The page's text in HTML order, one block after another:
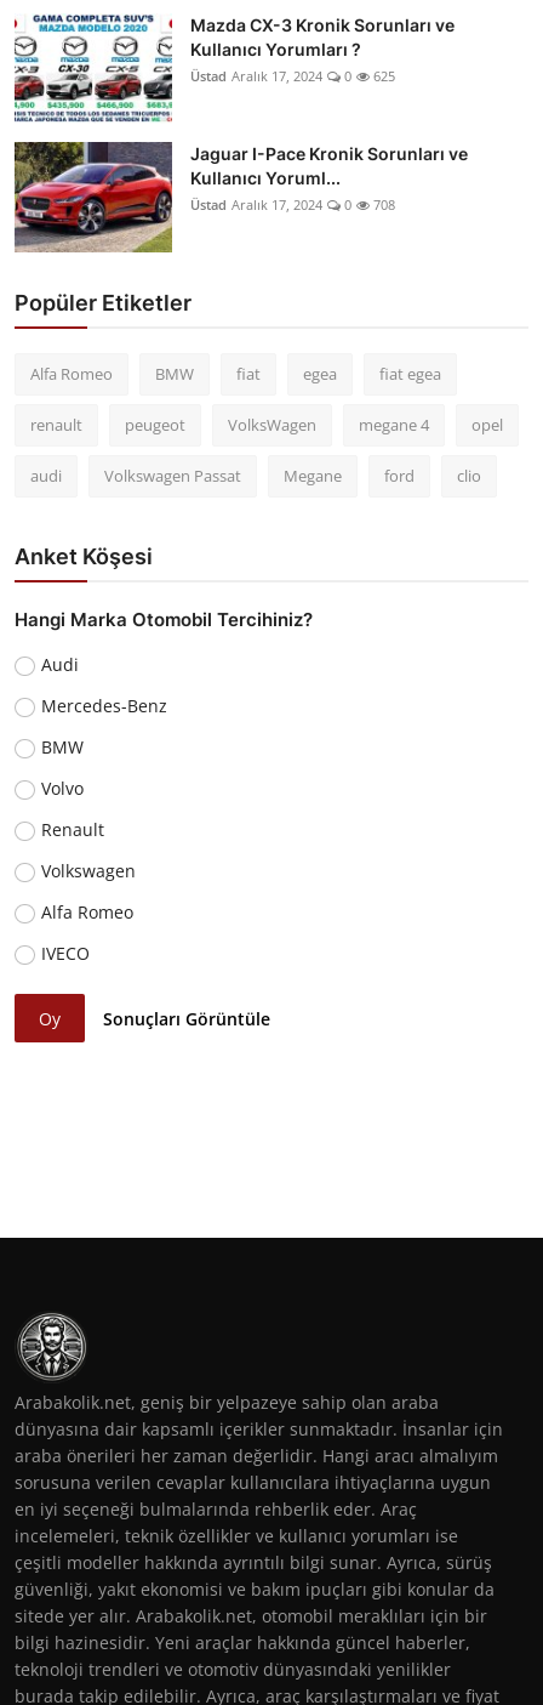
Mazda CX-3 Kronik Sorunları ve
Kullanıcı Yorumları ?
Üstad Aralık 17, 2024 0 625
Jaguar I-Pace Kronik Sorunları ve
Kullanıcı Yoruml...
Üstad Aralık 17, 2024 0 708
Popüler Etiketler
Alfa Romeo BMW fiat egea fiat egea
renault peugeot VolksWagen megane 4 opel
audi Volkswagen Passat Megane ford clio
Anket Köşesi
Hangi Marka Otomobil Tercihiniz?
Audi
Mercedes-Benz
BMW
Volvo
Renault
Volkswagen
Alfa Romeo
IVECO
Oy Sonuçları Görüntüle
Arabakolik.net, geniş bir yelpazeye sahip olan araba
dünyasına dair kapsamlı içerikler sunmaktadır. İnsanlar için
araba önerileri her zaman değerlidir. Hangi aracı almalıyım
sorusuna verilen cevaplar kullanıcılara ihtiyaçlarına uygun
en iyi seçeneği bulmalarında rehberlik eder. Araç
incelemeleri, teknik özellikler ve kullanıcı yorumları ise
çeşitli modeller hakkında ayrıntılı bilgi sunar. Ayrıca, sürüş
güvenliği, yakıt ekonomisi ve bakım ipuçları gibi konular da
sitede yer alır. Arabakolik.net, otomobil meraklıları için bir
bilgi hazinesidir. Yeni araçlar hakkında güncel haberler,
teknoloji trendleri ve otomotiv dünyasındaki yenilikler
burada takip edilebilir. Ayrıca, araç karşılaştırmaları ve fiyat